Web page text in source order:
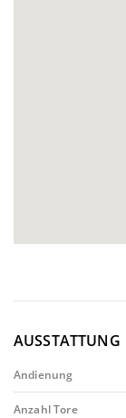
AUSSTATTUNG
Andienung
Anzahl Tore